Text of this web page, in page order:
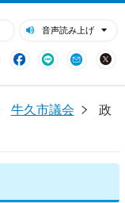
音声読み上げ
Instagram
Facebook
LINE Mail
牛久市議会
政